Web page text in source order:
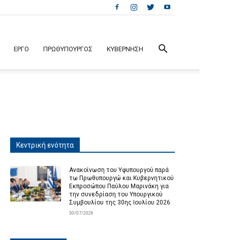
ΕΡΓΟ ΠΡΩΘΥΠΟΥΡΓΟΣ ΚΥΒΕΡΝΗΣΗ
Κεντρική ενότητα
Ανακοίνωση του Υφυπουργού παρά
τω Πρωθυπουργώ και Κυβερνητικού
Εκπροσώπου Παύλου Μαρινάκη για
την συνεδρίαση του Υπουργικού
Συμβουλίου της 30ης Ιουλίου 2026
30/07/2026